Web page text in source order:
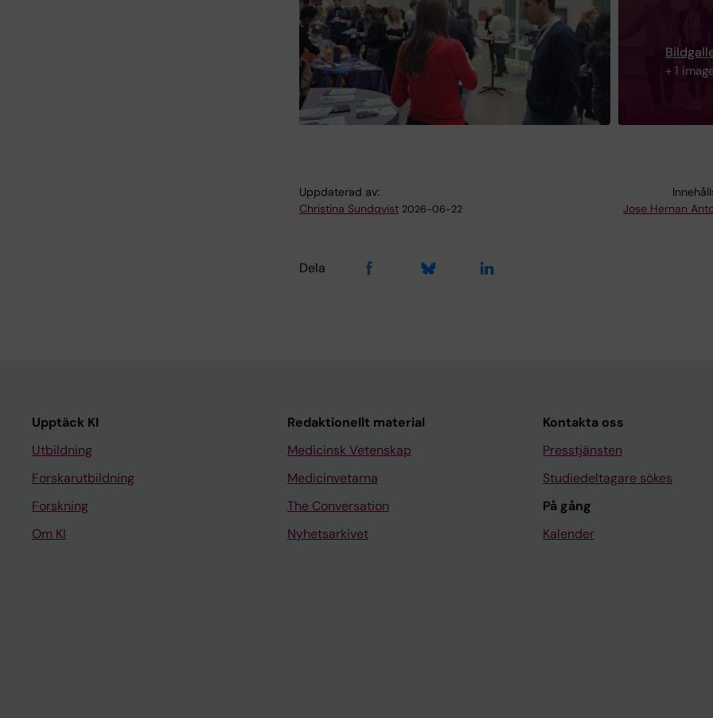
+ 1
Uppdaterad av:
Christina Sundqvist 2026-06-22
Jose Hernan
Dela
Upptäck KI
Utbildning
Forskarutbildning
Forskning
Om KI
Redaktionellt material
Medicinsk Vetenskap
Medicinvetarna
The Conversation
Nyhetsarkivet
Kontakta oss
Presstjänsten
Studiedeltagare sökes
På gång
Kalender